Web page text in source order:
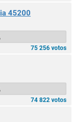
45200
75 256 votos
74 822 votos